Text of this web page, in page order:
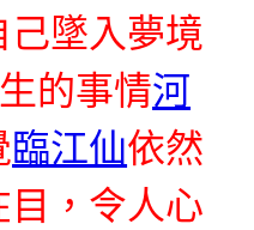
己墜入夢境
生的事情河
臨江仙依然
目，令人心